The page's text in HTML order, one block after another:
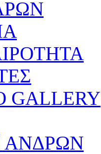
GALLERY
ΑΝΔΡΩΝ